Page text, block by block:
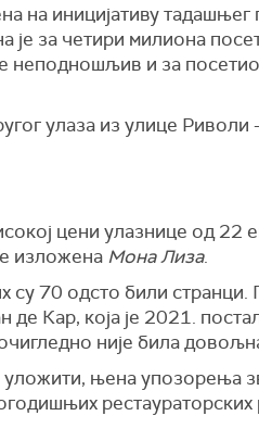
на иницијативу
за четири милиона
неподношљив и за
улаза из улице Риволи
цени улазнице од 22
изложена Мона Лиза.
су 70 одсто били странци.
де Кар, која је 2021.
није била
уложити, њена упозорења
рестаураторских